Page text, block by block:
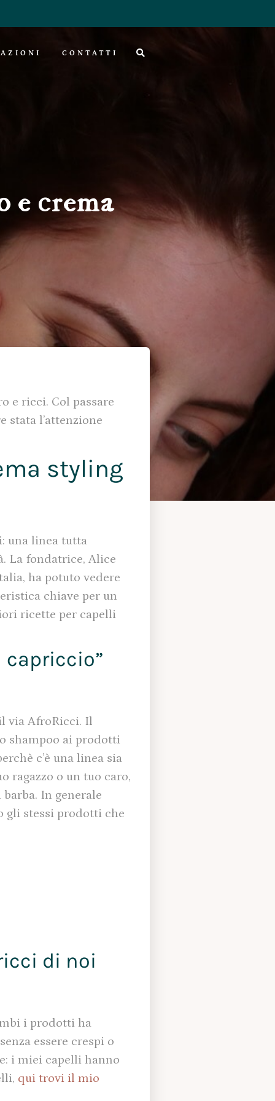
CONTATTI
e crema
e ricci. Col passare
stata l’attenzione
styling
una linea tutta
La fondatrice, Alice
ha potuto vedere
chiave per un
ricette per capelli
via AfroRicci. Il
shampoo ai prodotti
c’è una linea sia
ragazzo o un tuo caro,
In generale
gli stessi prodotti che
di noi
i prodotti ha
essere crespi o
i miei capelli hanno
qui trovi il mio